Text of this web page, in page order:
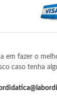
em fazer o
caso tenha